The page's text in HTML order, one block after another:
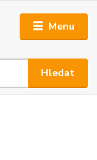
Menu
Hledat